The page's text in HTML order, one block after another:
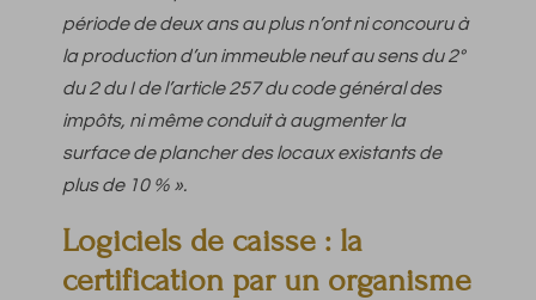
période de deux ans au plus n’ont ni concouru à
la production d’un immeuble neuf au sens du 2°
du 2 du I de l’article 257 du code général des
impôts, ni même conduit à augmenter la
surface de plancher des locaux existants de
plus de 10 % ».
Logiciels de caisse : la
certification par un organisme